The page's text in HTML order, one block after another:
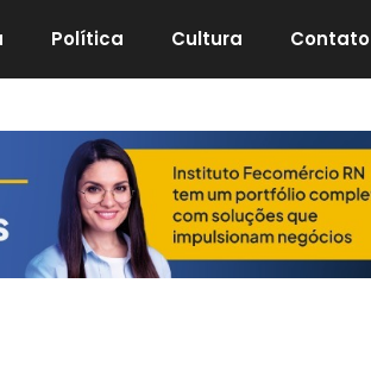
Política Cultura Contato